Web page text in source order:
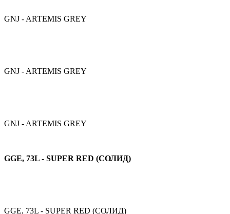
GNJ - ARTEMIS GREY
GNJ - ARTEMIS GREY
GNJ - ARTEMIS GREY
GGE, 73L - SUPER RED (СОЛИД)
GGE, 73L - SUPER RED (СОЛИД)